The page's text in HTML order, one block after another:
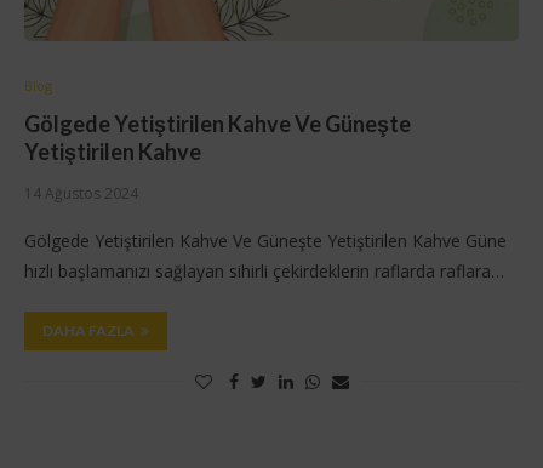
Blog
Gölgede Yetiştirilen Kahve Ve Güneşte
Yetiştirilen Kahve
14 Ağustos 2024
Gölgede Yetiştirilen Kahve Ve Güneşte Yetiştirilen Kahve Güne
hızlı başlamanızı sağlayan sihirli çekirdeklerin raflarda raflara…
DAHA FAZLA